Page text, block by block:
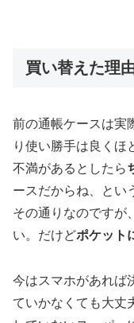
買い替えた理
前の通帳ケースは実
り使い勝手は良くほ
不満があるとしたら
ースだからね、とい
その通りなのですが
い。だけどポケット
今はスマホがあれば
ていかなくても大丈